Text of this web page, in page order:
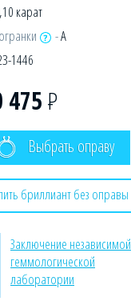
карат
-А
1446
475Р
Выбрать оправу
бриллиант без оправы
Заключение независимой
геммологической
лаборатории